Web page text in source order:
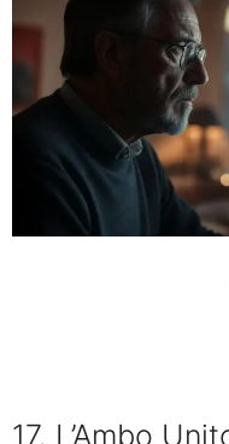
17. L’Ambo